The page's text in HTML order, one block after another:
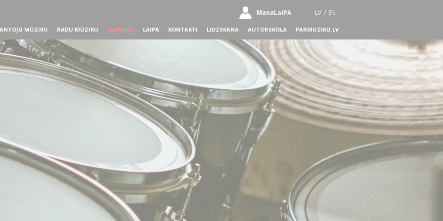
ManaLaIPA LV / EN
MŪZIKU RADU MŪZIKU JAUNUMI LAIPA KONTAKTI LIDZSKANA AUTORSKOLA PARMUZIKU.LV